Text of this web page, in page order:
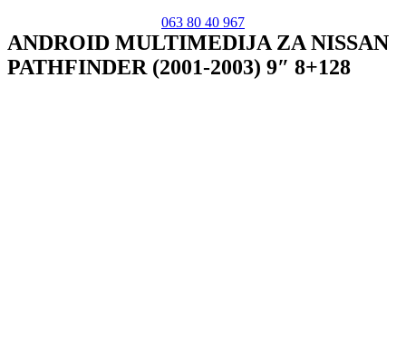
063 80 40 967
ANDROID MULTIMEDIJA ZA NISSAN
PATHFINDER (2001-2003) 9″ 8+128